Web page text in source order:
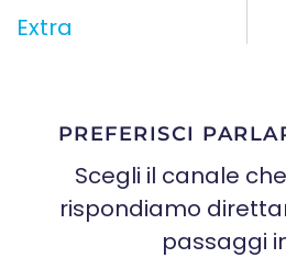
Extra
PREFERISCI
Scegli il canale
rispondiamo
passaggi